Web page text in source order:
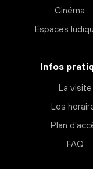
Cinéma
Espaces
Infos
La visite
Les
Plan
FAQ